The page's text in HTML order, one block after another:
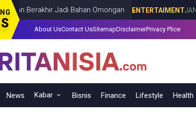
Jadi Bahan Omongan ENTERTAIMENTJANUARY
About UsContact UsSitemapDisclaimerPrivacy Plice
News Kabar Bisnis Finance Lifestyle Health